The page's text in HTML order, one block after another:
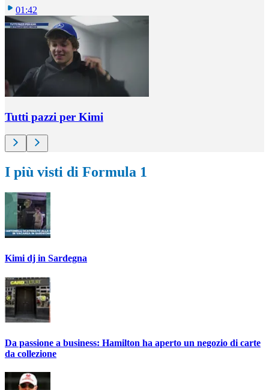
01:42
Tutti pazzi per Kimi
I più visti di Formula 1
Kimi dj in Sardegna
Da passione a business: Hamilton ha aperto un negozio di carte
da collezione